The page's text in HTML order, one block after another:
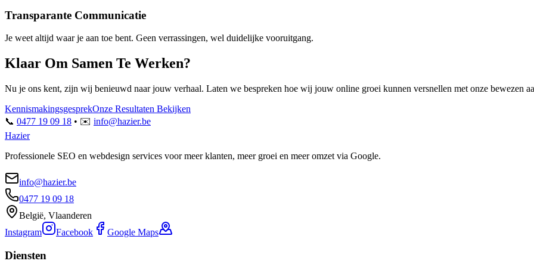
Transparante Communicatie
Je weet altijd waar je aan toe bent. Geen verrassingen, wel duidelijke vooruitgang.
Klaar Om Samen Te Werken?
Nu je ons kent, zijn wij benieuwd naar jouw verhaal. Laten we bespreken hoe wij jouw online groei kunnen versnellen met onze bewezen
KennismakingsgesprekOnze Resultaten Bekijken
📞 0477 19 09 18 • ✉️ info@hazier.be
Hazier
Professionele SEO en webdesign services voor meer klanten, meer groei en meer omzet via Google.
info@hazier.be
0477 19 09 18
België, Vlaanderen
Instagram
Facebook Google Maps
Diensten